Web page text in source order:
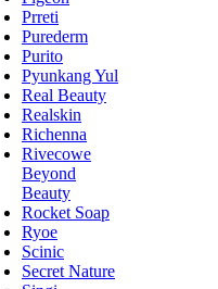
Prreti
Purederm
Purito
Pyunkang Yul
Real Beauty
Realskin
Richenna
Rivecowe
Beyond
Beauty
Rocket Soap
Ryoe
Scinic
Secret Nature